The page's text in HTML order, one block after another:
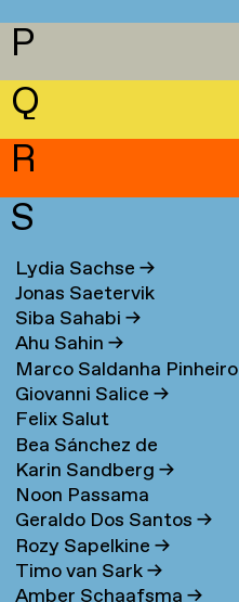
P
Q
R
S
Lydia Sachse→
Jonas Saetervik
Siba Sahabi→
Ahu Sahin→
Marco Saldanha Pinheiro
→
Giovanni Salice→
Felix Salut
Bea Sánchez de
Lamadrid Bayón→
Karin Sandberg→
Noon Passama
Sanpatchayapong→
Geraldo Dos Santos→
Rozy Sapelkine→
Timo van Sark→